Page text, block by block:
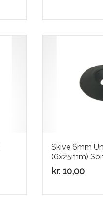
Skive 6mm
(6x25mm)
kr.10,00